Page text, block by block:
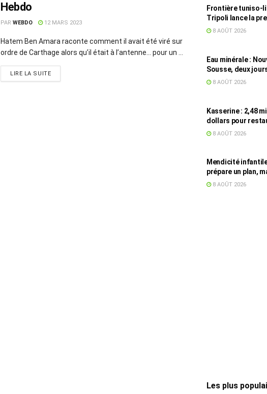
Hebdo
PAR WEBDO 12 MARS 2023
Hatem Ben Amara raconte comment il avait été viré sur
ordre de Carthage alors qu’il était à l’antenne… pour un ...
LIRE LA SUITE
Frontière tuniso-
Tripoli lance la
d’un système de
8 AOÛT 2026
Eau minérale :
Sousse, deux
des grossistes
8 AOÛT 2026
Kasserine : 2,48
dollars pour
de pin d’Alep
8 AOÛT 2026
Mendicité
prépare un plan,
toujours aucun
8 AOÛT 2026
Les plus